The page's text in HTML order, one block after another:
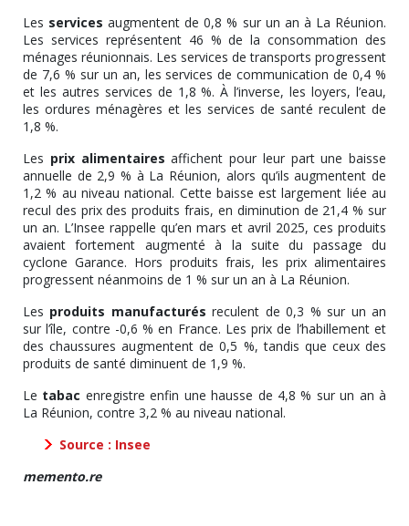
Les services augmentent de 0,8 % sur un an à La Réunion.
Les services représentent 46 % de la consommation des
ménages réunionnais. Les services de transports progressent
de 7,6 % sur un an, les services de communication de 0,4 %
et les autres services de 1,8 %. À l’inverse, les loyers, l’eau,
les ordures ménagères et les services de santé reculent de
1,8 %.
Les prix alimentaires affichent pour leur part une baisse
annuelle de 2,9 % à La Réunion, alors qu’ils augmentent de
1,2 % au niveau national. Cette baisse est largement liée au
recul des prix des produits frais, en diminution de 21,4 % sur
un an. L’Insee rappelle qu’en mars et avril 2025, ces produits
avaient fortement augmenté à la suite du passage du
cyclone Garance. Hors produits frais, les prix alimentaires
progressent néanmoins de 1 % sur un an à La Réunion.
Les produits manufacturés reculent de 0,3 % sur un an
sur l’île, contre -0,6 % en France. Les prix de l’habillement et
des chaussures augmentent de 0,5 %, tandis que ceux des
produits de santé diminuent de 1,9 %.
Le tabac enregistre enfin une hausse de 4,8 % sur un an à
La Réunion, contre 3,2 % au niveau national.
Source : Insee
memento.re